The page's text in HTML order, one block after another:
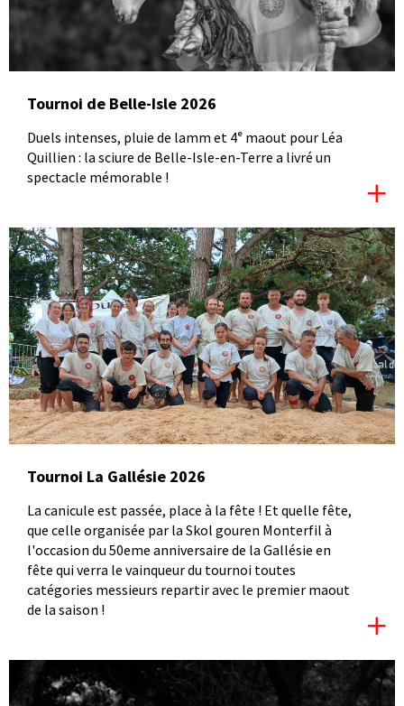
Tournoi de Belle-Isle 2026
Duels intenses, pluie de lamm et 4ᵉ maout pour Léa
Quillien : la sciure de Belle-Isle-en-Terre a livré un
spectacle mémorable !
Tournoi La Gallésie 2026
La canicule est passée, place à la fête ! Et quelle fête,
que celle organisée par la Skol gouren Monterfil à
l'occasion du 50eme anniversaire de la Gallésie en
fête qui verra le vainqueur du tournoi toutes
catégories messieurs repartir avec le premier maout
de la saison !